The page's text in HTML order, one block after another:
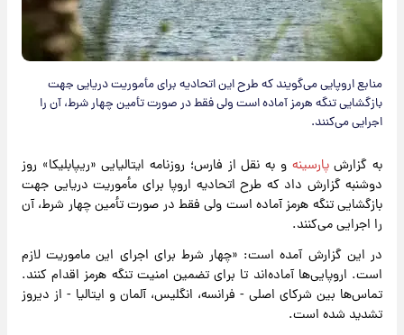
منابع اروپایی می‌گویند که طرح این اتحادیه برای مأموریت دریایی جهت
بازگشایی تنگه هرمز آماده است ولی فقط در صورت تأمین چهار شرط، آن را
اجرایی می‌کنند.
به گزارشپارسینه و به نقل از فارس؛ روزنامه ایتالیایی «ریپابلیکا» روز
دوشنبه گزارش داد که طرح اتحادیه اروپا برای مأموریت دریایی جهت
بازگشایی تنگه هرمز آماده است ولی فقط در صورت تأمین چهار شرط، آن
را اجرایی می‌کنند.
در این گزارش آمده است: «چهار شرط برای اجرای این ماموریت لازم
است. اروپایی‌ها آماده‌اند تا برای تضمین امنیت تنگه هرمز اقدام کنند.
تماس‌ها بین شرکای اصلی - فرانسه، انگلیس، آلمان و ایتالیا - از دیروز
تشدید شده است.